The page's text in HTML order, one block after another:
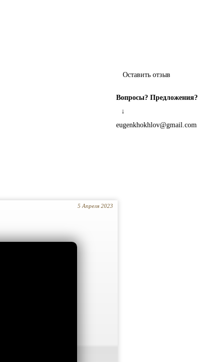
Оставить отзыв
Вопросы? Предложения?
↓
eugenkhokhlov@gmail.com
5 Апреля 2023